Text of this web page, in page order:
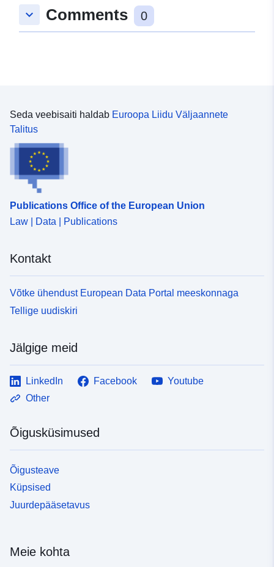
keyboard_arrow_down Comments 0
Seda veebisaiti haldab Euroopa Liidu Väljaannete
Talitus
Publications Office of the European Union
Law | Data | Publications
Kontakt
Võtke ühendust European Data Portal meeskonnaga
Tellige uudiskiri
Jälgige meid
LinkedIn Facebook
Youtube
Other
Õigusküsimused
Õigusteave
Küpsised
Juurdepääsetavus
Meie kohta